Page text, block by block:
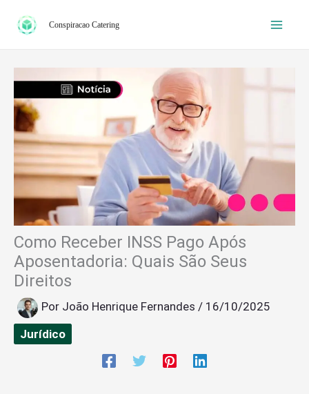
para
conteúdo
Conspiracao Catering
Como Receber INSS Pago Após
Aposentadoria: Quais São Seus
Direitos
Por João Henrique Fernandes / 16/10/2025
Jurídico